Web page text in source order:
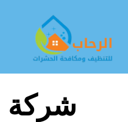
شركة